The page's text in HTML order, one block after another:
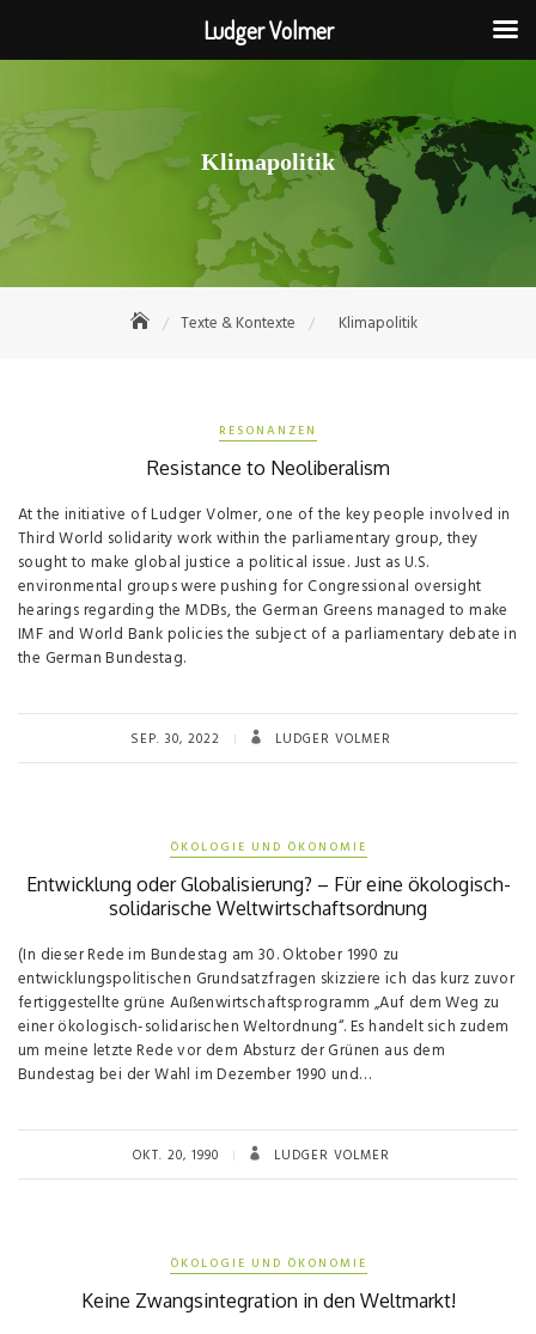
content
Klimapolitik
Texte & Kontexte Klimapolitik
RESONANZEN
Resistance to Neoliberalism
At the initiative of Ludger Volmer, one of the key people involved in
Third World solidarity work within the parliamentary group, they
sought to make global justice a political issue. Just as U.S.
environmental groups were pushing for Congressional oversight
hearings regarding the MDBs, the German Greens managed to make
IMF and World Bank policies the subject of a parliamentary debate in
the German Bundestag.
SEP. 30, 2022 LUDGER VOLMER
ÖKOLOGIE UND ÖKONOMIE
Entwicklung oder Globalisierung? – Für eine ökologisch-
solidarische Weltwirtschaftsordnung
(In dieser Rede im Bundestag am 30. Oktober 1990 zu
entwicklungspolitischen Grundsatzfragen skizziere ich das kurz zuvor
fertiggestellte grüne Außenwirtschaftsprogramm „Auf dem Weg zu
einer ökologisch-solidarischen Weltordnung“. Es handelt sich zudem
um meine letzte Rede vor dem Absturz der Grünen aus dem
Bundestag bei der Wahl im Dezember 1990 und…
OKT. 20, 1990 LUDGER VOLMER
ÖKOLOGIE UND ÖKONOMIE
Keine Zwangsintegration in den Weltmarkt!
Ludger Volmer